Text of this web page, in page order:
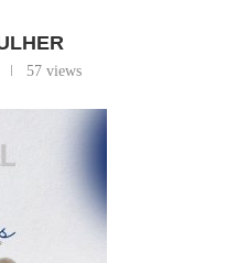
57views